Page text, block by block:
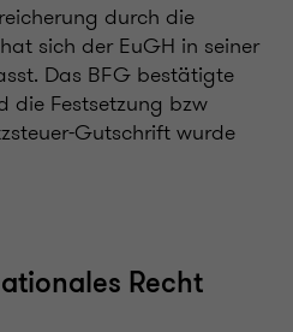
durch die
sich der EuGH in seiner
Das BFG bestätigte
die Festsetzung bzw
Gutschrift wurde
Recht